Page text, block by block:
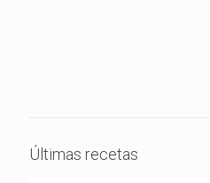
Últimas recetas